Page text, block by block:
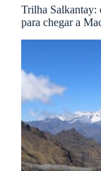
Trilha Salkantay:
para chegar a